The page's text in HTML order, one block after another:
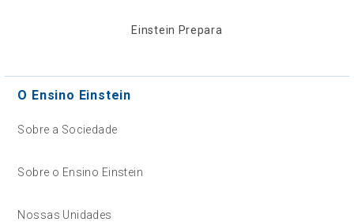
Einstein Prepara
O Ensino Einstein
Sobre a Sociedade
Sobre o Ensino Einstein
Nossas Unidades